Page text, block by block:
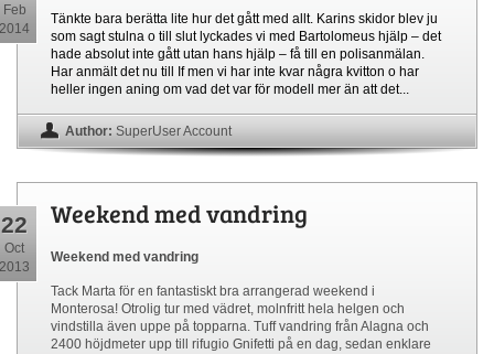
Feb
2014
Tänkte bara berätta lite hur det gått med allt. Karins skidor blev ju
som sagt stulna o till slut lyckades vi med Bartolomeus hjälp – det
hade absolut inte gått utan hans hjälp – få till en polisanmälan.
Har anmält det nu till If men vi har inte kvar några kvitton o har
heller ingen aning om vad det var för modell mer än att det...
Author: SuperUser Account
22
Oct
2013
Weekend med vandring
Weekend med vandring
Tack Marta för en fantastiskt bra arrangerad weekend i
Monterosa! Otrolig tur med vädret, molnfritt hela helgen och
vindstilla även uppe på topparna. Tuff vandring från Alagna och
2400 höjdmeter upp till rifugio Gnifetti på en dag, sedan enklare